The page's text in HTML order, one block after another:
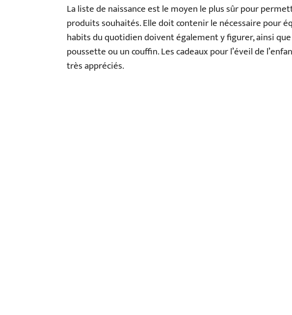
La liste de naissance est le moyen le plus sûr pour
produits souhaités. Elle doit contenir le nécessaire pour
habits du quotidien doivent également y figurer, ainsi que
poussette ou un couffin. Les cadeaux pour l’éveil de
très appréciés.